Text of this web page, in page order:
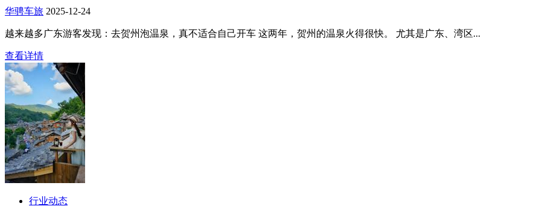
华骋车旅 2025-12-24
越来越多广东游客发现：去贺州泡温泉，真不适合自己开车 这两年，贺州的温泉火得很快。 尤其是广东、湾区...
查看详情
行业动态